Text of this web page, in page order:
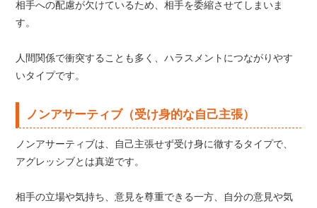
相手への配慮が欠けているため、相手を委縮させてしまいま
す。
人間関係で衝突することも多く、ハラスメントにつながりやす
いタイプです。
ノンアサーティブ（受け身的な自己主張）
ノンアサーティブは、自己主張せず受け身に徹するタイプで、
アグレッシブとは真逆です。
相手の立場や気持ち、意見を尊重できる一方、自分の意見や気